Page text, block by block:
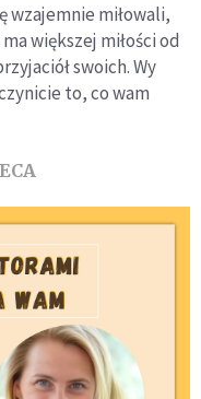
wzajemnie miłowali,
większej miłości od
swoich. Wy
to, co wam